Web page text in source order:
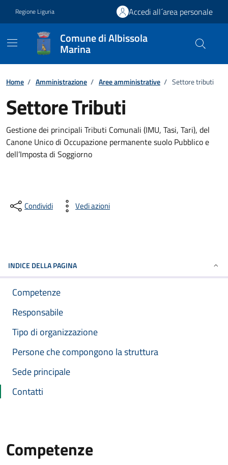
Regione Liguria Accedi all´area personale
Comune di Albissola
Marina
Home / Amministrazione / Aree amministrative / Settore tributi
Settore Tributi
Gestione dei principali Tributi Comunali (IMU, Tasi, Tari), del
Canone Unico di Occupazione permanente suolo Pubblico e
dell’Imposta di Soggiorno
Condividi Vedi azioni
INDICE DELLA PAGINA
Competenze
Responsabile
Tipo di organizzazione
Persone che compongono la struttura
Sede principale
Contatti
Competenze